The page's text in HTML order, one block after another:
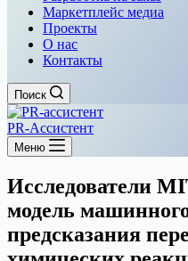
Маркетплейс медиа
Проекты
О нас
Контакты
Поиск
PR-Ассистент
Меню
Исследователи
модель
предсказания